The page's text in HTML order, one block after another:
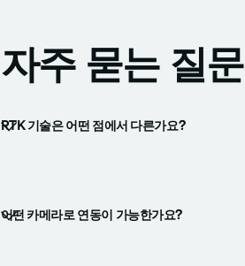
자주 묻는 질문
RTK 기술은 어떤 점에서 다른가요?
어떤 카메라로 연동이 가능한가요?